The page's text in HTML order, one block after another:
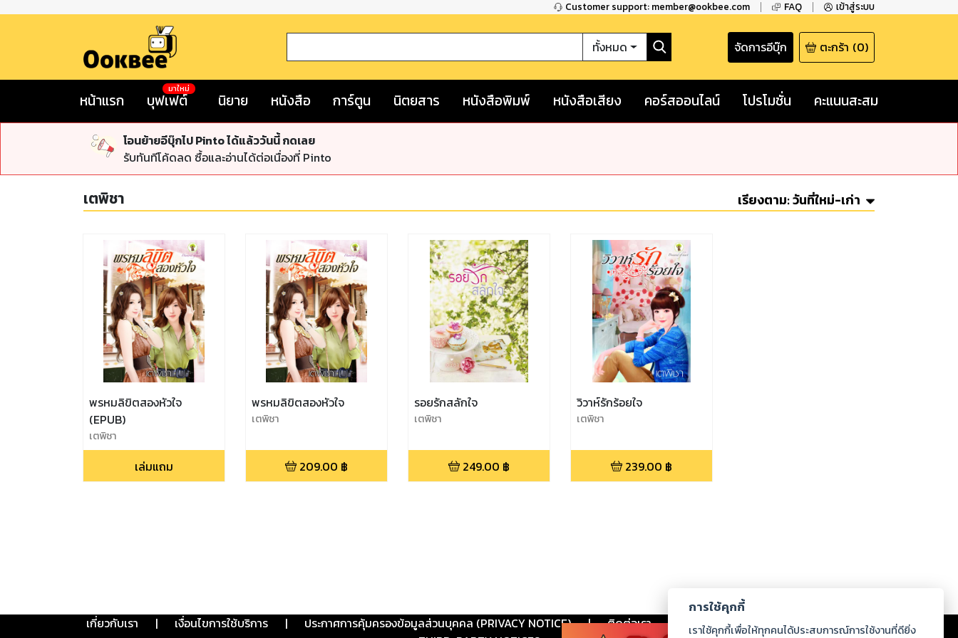
Customer support: member@ookbee.com FAQ เข้าสู่ระบบ
ทั้งหมด จัดการอีบุ๊ก ตะกร้า (0)
หน้าแรก บุฟเฟต์
มาใหม่
นิยาย หนังสือ การ์ตูน นิตยสาร หนังสือพิมพ์ หนังสือเสียง คอร์สออนไลน์ โปรโมชั่น คะแนนสะสม
โอนย้ายอีบุ๊กไป Pinto ได้แล้ววันนี้ กดเลย
รับทันทีโค้ดลด ซื้อและอ่านได้ต่อเนื่องที่ Pinto
เตพิชา เรียงตาม:วันที่ใหม่-เก่า
พรหมลิขิตสองหัวใจ
(EPUB)
เตพิชา
เล่มแถม
พรหมลิขิตสองหัวใจ
เตพิชา
209.00 ฿
รอยรักสลักใจ
เตพิชา
249.00 ฿
วิวาห์รักร้อยใจ
เตพิชา
239.00 ฿
เกี่ยวกับเรา | เงื่อนไขการใช้บริการ | ประกาศการคุ้มครองข้อมูลส่วนบุคคล (PRIVACY NOTICE) | ติดต่อเรา ร่วมงานกับเรา ดาวน์โหลด
การใช้คุกกี้
เราใช้คุกกี้เพื่อให้ทุกคนได้ประสบการณ์การใช้งานที่ดียิ่ง